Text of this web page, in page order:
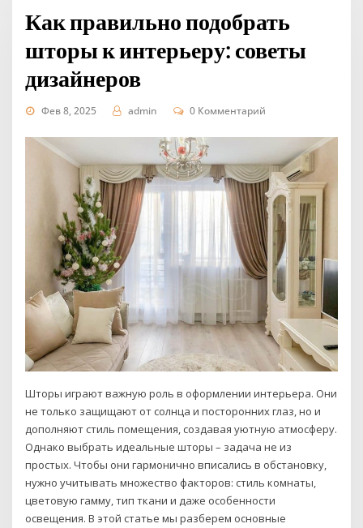
Как правильно подобрать
шторы к интерьеру: советы
дизайнеров
Фев 8, 2025 admin 0 Комментарий
Шторы играют важную роль в оформлении интерьера. Они
не только защищают от солнца и посторонних глаз, но и
дополняют стиль помещения, создавая уютную атмосферу.
Однако выбрать идеальные шторы – задача не из
простых. Чтобы они гармонично вписались в обстановку,
нужно учитывать множество факторов: стиль комнаты,
цветовую гамму, тип ткани и даже особенности
освещения. В этой статье мы разберем основные